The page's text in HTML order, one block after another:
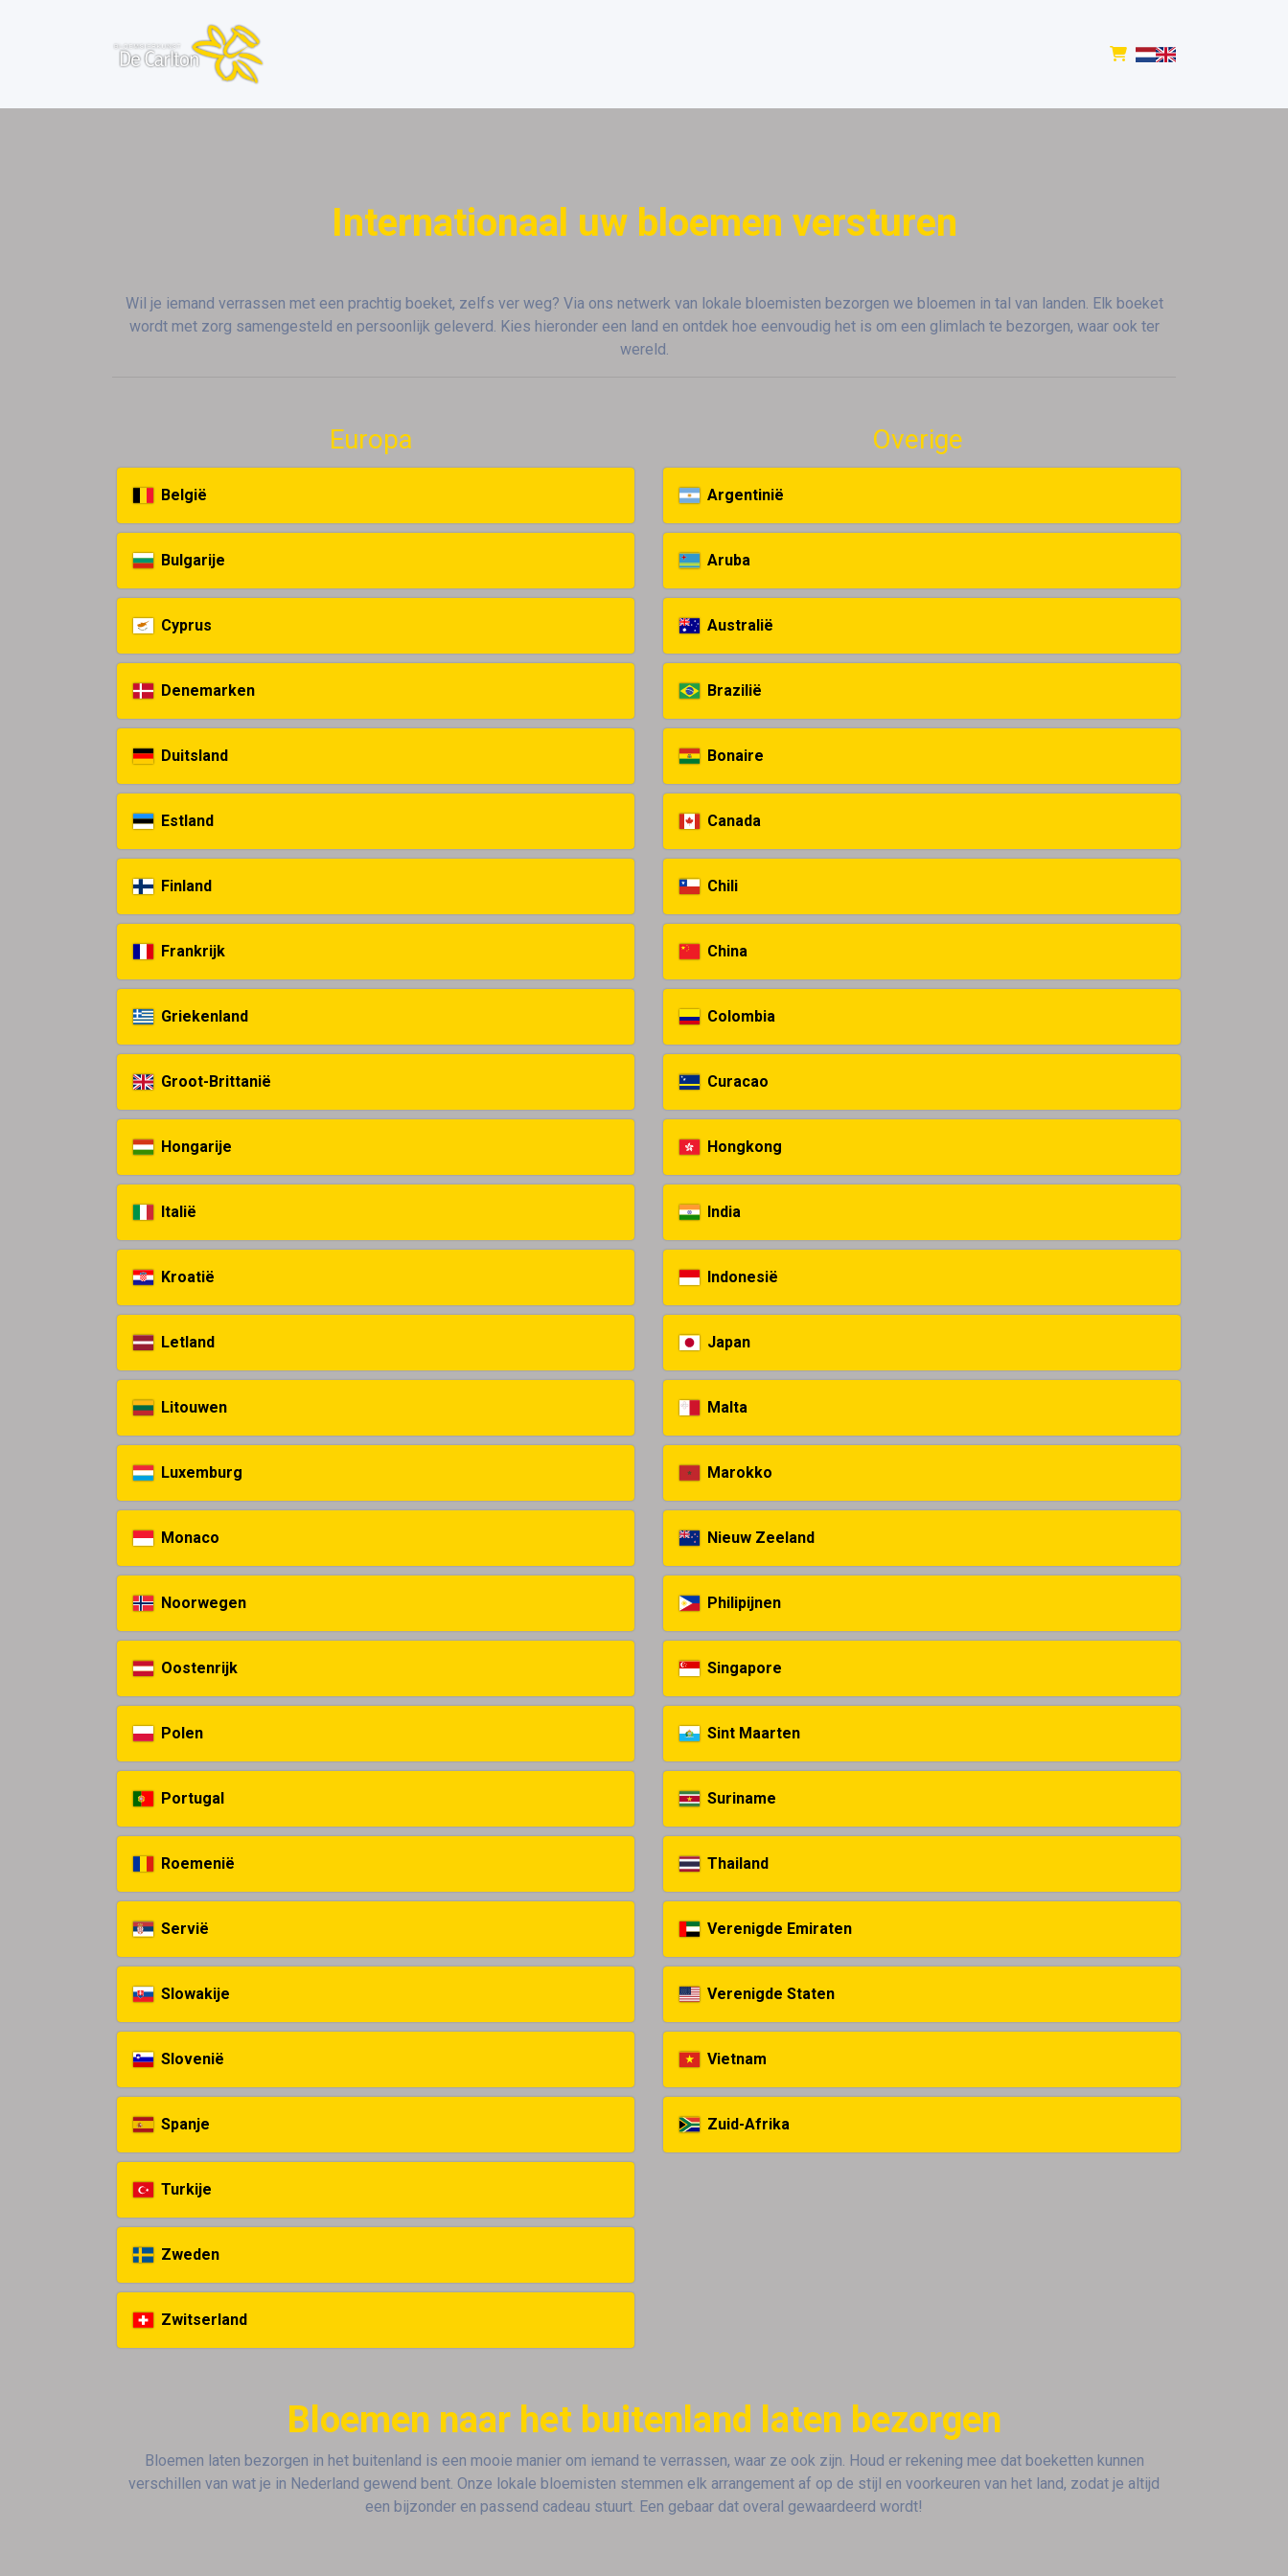
Internationaal uw bloemen versturen
Wil je iemand verrassen met een prachtig boeket, zelfs ver weg? Via ons netwerk van lokale bloemisten bezorgen we bloemen in tal van landen. Elk boeket
wordt met zorg samengesteld en persoonlijk geleverd. Kies hieronder een land en ontdek hoe eenvoudig het is om een glimlach te bezorgen, waar ook ter
wereld.
Europa
België
Bulgarije
Cyprus
Denemarken
Duitsland
Estland
Finland
Frankrijk
Griekenland
Groot-Brittanië
Hongarije
Italië
Kroatië
Letland
Litouwen
Luxemburg
Monaco
Noorwegen
Oostenrijk
Polen
Portugal
Roemenië
Servië
Slowakije
Slovenië
Spanje
Turkije
Zweden
Zwitserland
Overige
Argentinië
Aruba
Australië
Brazilië
Bonaire
Canada
Chili
China
Colombia
Curacao
Hongkong
India
Indonesië
Japan
Malta
Marokko
Nieuw Zeeland
Philipijnen
Singapore
Sint Maarten
Suriname
Thailand
Verenigde Emiraten
Verenigde Staten
Vietnam
Zuid-Afrika
Bloemen naar het buitenland laten bezorgen
Bloemen laten bezorgen in het buitenland is een mooie manier om iemand te verrassen, waar ze ook zijn. Houd er rekening mee dat boeketten kunnen
verschillen van wat je in Nederland gewend bent. Onze lokale bloemisten stemmen elk arrangement af op de stijl en voorkeuren van het land, zodat je altijd
een bijzonder en passend cadeau stuurt. Een gebaar dat overal gewaardeerd wordt!